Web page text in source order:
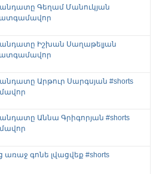
Գեղամ Մանուկյան
Իշխան Սաղաթելյան
Արթուր Սարգսյան #shorts
Աննա Գրիգորյան #shorts
առաջ գոնե լվացվեք #shorts